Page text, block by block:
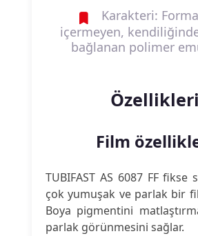
Karakteri:
içermeyen,
bağlanan polimer
Özellikleri
Film
TUBIFAST AS 6087 FF fikse
çok yumuşak ve parlak bir
Boya pigmentini
parlak görünmesini sağlar.